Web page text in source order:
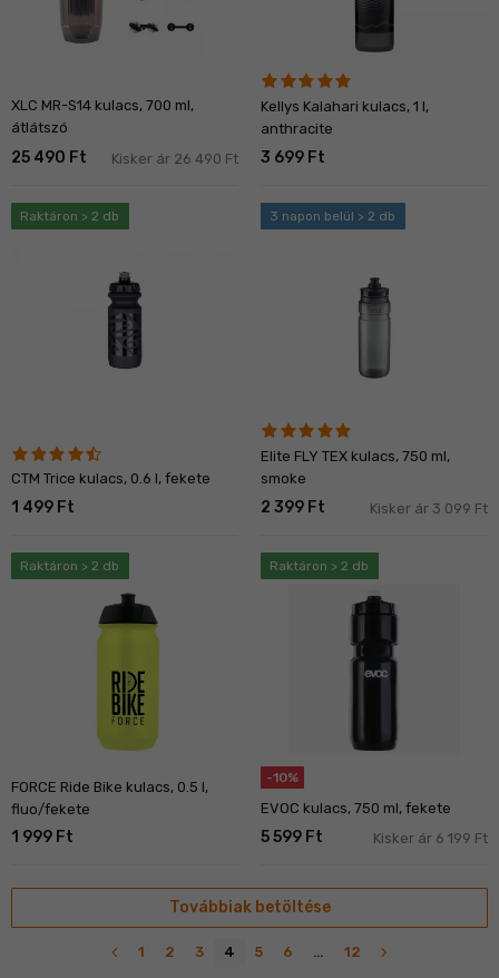
XLC MR-S14 kulacs, 700 ml,
átlátszó
25 490 Ft Kisker ár 26 490 Ft
Kellys Kalahari kulacs, 1 l,
anthracite
3 699 Ft
Raktáron > 2 db
CTM Trice kulacs, 0.6 l, fekete
1 499 Ft
3 napon belül > 2 db
Elite FLY TEX kulacs, 750 ml,
smoke
2 399 Ft Kisker ár 3 099 Ft
Raktáron > 2 db
FORCE Ride Bike kulacs, 0.5 l,
fluo/fekete
1 999 Ft
Raktáron > 2 db
-10%
EVOC kulacs, 750 ml, fekete
5 599 Ft Kisker ár 6 199 Ft
Továbbiak betöltése
navigate_before 1 2 3 4 5 6 … 12 navigate_next